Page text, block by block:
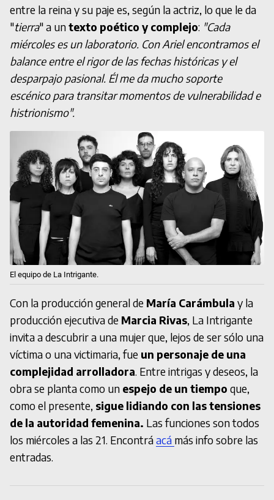
entre la reina y su paje es, según la actriz, lo que le da
"tierra" a untexto poético y complejo: "Cada
miércoles es un laboratorio. Con Ariel encontramos el
balance entre el rigor de las fechas históricas y el
desparpajo pasional. Él me da mucho soporte
escénico para transitar momentos de vulnerabilidad e
histrionismo".
El equipo de La Intrigante.
Con la producción general de María Carámbula y la
producción ejecutiva de Marcia Rivas, La Intrigante
invita a descubrir a una mujer que, lejos de ser sólo una
víctima o una victimaria, fue un personaje de una
complejidad arrolladora. Entre intrigas y deseos, la
obra se planta como un espejo de un tiempo que,
como el presente, sigue lidiando con las tensiones
de la autoridad femenina. Las funciones son todos
los miércoles a las 21. Encontráacá más info sobre las
entradas.